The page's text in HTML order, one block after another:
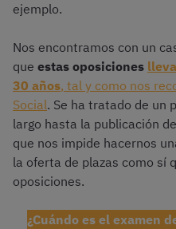
ejemplo.
Nos encontramos con un
que estas oposiciones
30 años, tal y como nos
Social. Se ha tratado de un
largo hasta la publicación
que nos impide hacernos
la oferta de plazas como sí
oposiciones.
¿Cuándo es el examen